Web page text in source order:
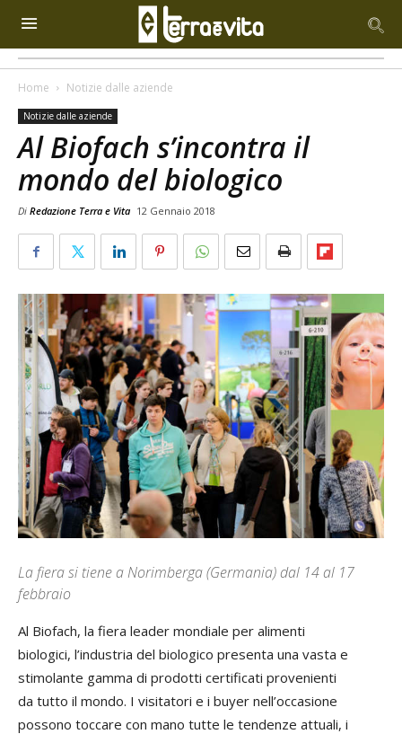
Home Notizie dalle aziende
Notizie dalle aziende
Al Biofach s’incontra il
mondo del biologico
Di Redazione Terra e Vita 12 Gennaio 2018
La fiera si tiene a Norimberga (Germania) dal 14 al 17
febbraio
Al Biofach, la fiera leader mondiale per alimenti
biologici, l’industria del biologico presenta una vasta e
stimolante gamma di prodotti certificati provenienti
da tutto il mondo. I visitatori e i buyer nell’occasione
possono toccare con mano tutte le tendenze attuali, i